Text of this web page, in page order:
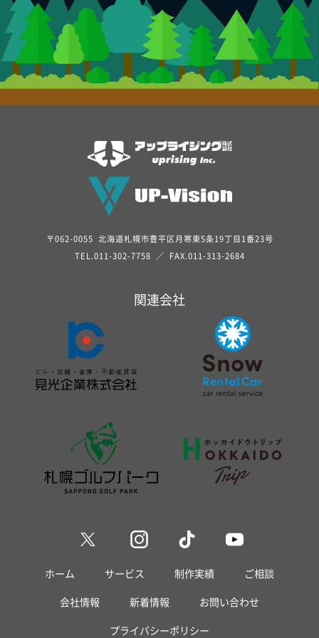
〒062-0055 北海道札幌市豊平区月寒東5条19丁目1番23号
TEL. 011-302-7758 ／ FAX.011-313-2684
関連会社
ホーム サービス 制作実績 ご相談
会社情報 新着情報 お問い合わせ
プライバシーポリシー